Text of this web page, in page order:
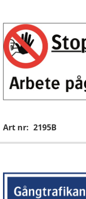
Art nr: 2195B